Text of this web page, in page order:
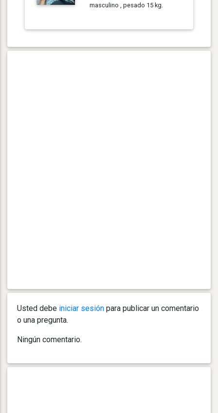
masculino , pesado 15 kg.
Usted debe iniciar sesión para publicar un comentario
o una pregunta.
Ningún comentario.